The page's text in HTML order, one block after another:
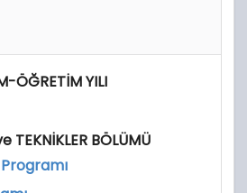
ÖĞRETİM YILI
TEKNİKLER BÖLÜMÜ